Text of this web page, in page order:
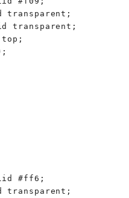
transparent;
transparent;
#ff6;
transparent;